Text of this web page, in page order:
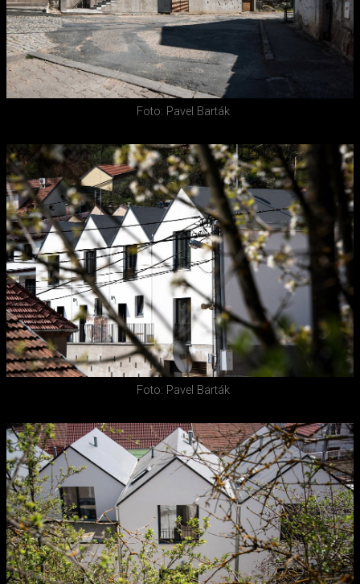
Foto: Pavel Barták
Foto: Pavel Barták